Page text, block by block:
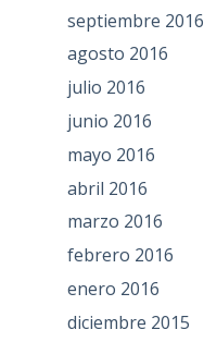
septiembre 2016
agosto 2016
julio 2016
junio 2016
mayo 2016
abril 2016
marzo 2016
febrero 2016
enero 2016
diciembre 2015